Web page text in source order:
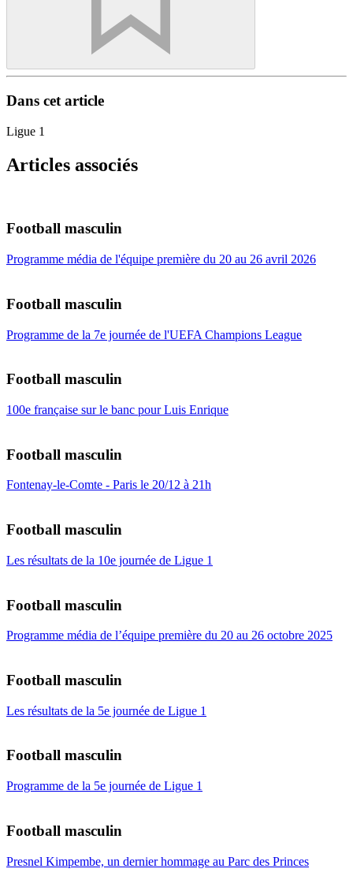
Dans cet article
Ligue 1
Articles associés
Football masculin
Programme média de l'équipe première du 20 au 26 avril 2026
Football masculin
Programme de la 7e journée de l'UEFA Champions League
Football masculin
100e française sur le banc pour Luis Enrique
Football masculin
Fontenay-le-Comte - Paris le 20/12 à 21h
Football masculin
Les résultats de la 10e journée de Ligue 1
Football masculin
Programme média de l’équipe première du 20 au 26 octobre 2025
Football masculin
Les résultats de la 5e journée de Ligue 1
Football masculin
Programme de la 5e journée de Ligue 1
Football masculin
Presnel Kimpembe, un dernier hommage au Parc des Princes